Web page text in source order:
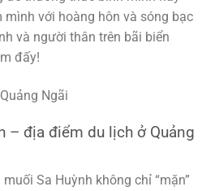
mình với hoàng hôn và sóng bạc
và người thân trên bãi biển
đấy!
– địa điểm du lịch ở Quảng
Sa Huỳnh không chỉ “mặn”